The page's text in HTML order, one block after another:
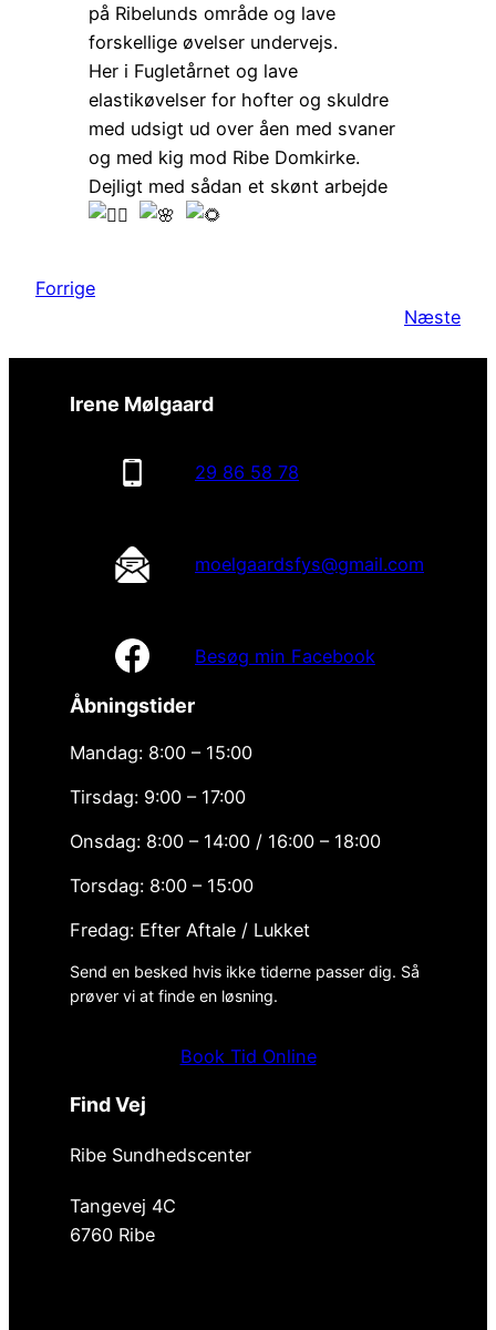
på Ribelunds område og lave
forskellige øvelser undervejs.
Her i Fugletårnet og lave
elastikøvelser for hofter og skuldre
med udsigt ud over åen med svaner
og med kig mod Ribe Domkirke.
Dejligt med sådan et skønt arbejde
Forrige
Næste
Irene Mølgaard
29 86 58 78
moelgaardsfys@gmail.com
Besøg min Facebook
Åbningstider
Mandag: 8:00 – 15:00
Tirsdag: 9:00 – 17:00
Onsdag: 8:00 – 14:00 / 16:00 – 18:00
Torsdag: 8:00 – 15:00
Fredag: Efter Aftale / Lukket
Send en besked hvis ikke tiderne passer dig. Så
prøver vi at finde en løsning.
Book Tid Online
Find Vej
Ribe Sundhedscenter
Tangevej 4C
6760 Ribe